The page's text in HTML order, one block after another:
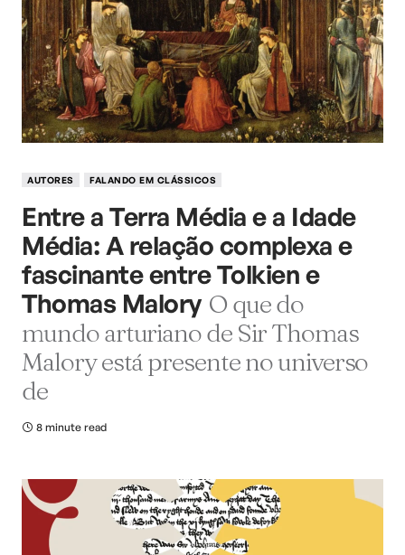
AUTORES FALANDO EM CLÁSSICOS
Entre a Terra Média e a Idade
Média: A relação complexa e
fascinante entre Tolkien e
Thomas Malory O que do
mundo arturiano de Sir Thomas
Malory está presente no universo
de
8 minute read